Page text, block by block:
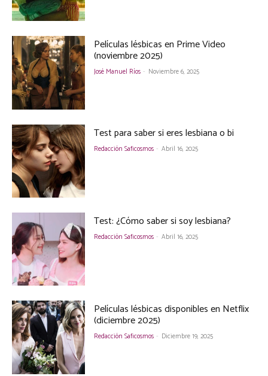
Películas lésbicas en Prime Video
(noviembre 2025)
José Manuel Ríos - Noviembre 6, 2025
Test para saber si eres lesbiana o bi
Redacción Saficosmos - Abril 16, 2025
Test: ¿Cómo saber si soy lesbiana?
Redacción Saficosmos - Abril 16, 2025
Películas lésbicas disponibles en Netflix
(diciembre 2025)
Redacción Saficosmos - Diciembre 19, 2025